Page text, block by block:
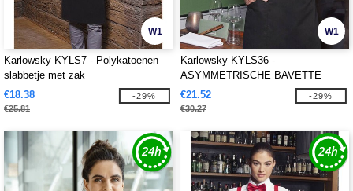
W1
Karlowsky KYLS7 - Polykatoenen
slabbetje met zak
€18.38
€25.81
-29%
W1
Karlowsky KYLS36 -
ASYMMETRISCHE BAVETTE
CLASSIC MET ZAK
€21.52
€30.27
-29%